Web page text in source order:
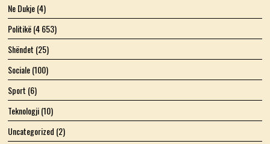
Ne Dukje(4)
Politikë(4 653)
Shëndet (25)
Sociale(100)
Sport (6)
Teknologji(10)
Uncategorized (2)